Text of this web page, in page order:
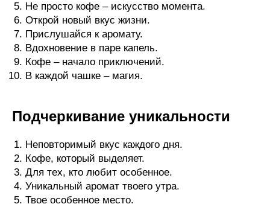
Не просто кофе – искусство момента.
Открой новый вкус жизни.
Прислушайся к аромату.
Вдохновение в паре капель.
Кофе – начало приключений.
В каждой чашке – магия.
Подчеркивание уникальности
Неповторимый вкус каждого дня.
Кофе, который выделяет.
Для тех, кто любит особенное.
Уникальный аромат твоего утра.
Твое особенное место.